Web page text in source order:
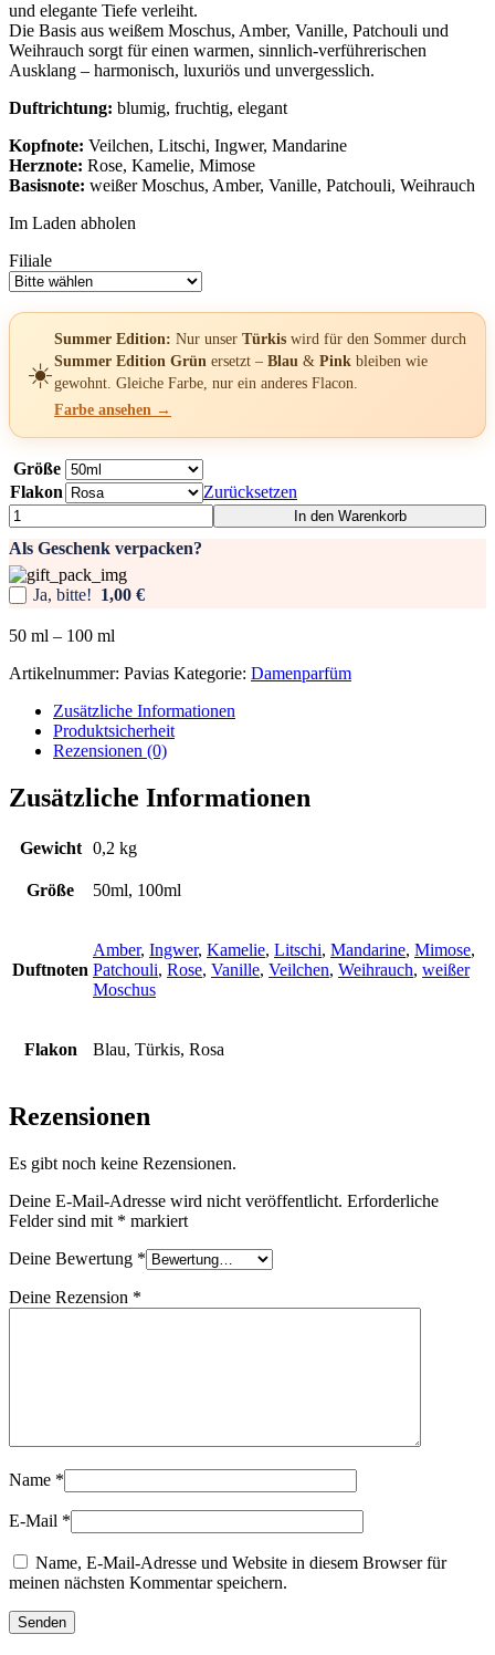
und elegante Tiefe verleiht.
Die Basis aus weißem Moschus, Amber, Vanille, Patchouli und
Weihrauch sorgt für einen warmen, sinnlich-verführerischen
Ausklang – harmonisch, luxuriös und unvergesslich.
Duftrichtung: blumig, fruchtig, elegant
Kopfnote: Veilchen, Litschi, Ingwer, Mandarine
Herznote: Rose, Kamelie, Mimose
Basisnote: weißer Moschus, Amber, Vanille, Patchouli, Weihrauch
Im Laden abholen
Filiale
☀️
Summer Edition: Nur unser Türkis wird für den Sommer durch
Summer Edition Grün ersetzt – Blau & Pink bleiben wie
gewohnt. Gleiche Farbe, nur ein anderes Flacon.
Farbe ansehen →
Größe
Flakon
Zurücksetzen
Als Geschenk verpacken?
Ja, bitte! 1,00 €
Damenparfüm
-
Pavias
Menge
In den Warenkorb
50 ml – 100 ml
Artikelnummer: Pavias Kategorie: Damenparfüm
Zusätzliche Informationen
Produktsicherheit
Rezensionen (0)
Zusätzliche Informationen
Gewicht 0,2 kg
Größe 50ml, 100ml
Duftnoten
Amber, Ingwer, Kamelie, Litschi, Mandarine, Mimose,
Patchouli, Rose, Vanille, Veilchen, Weihrauch, weißer
Moschus
Flakon Blau, Türkis, Rosa
Rezensionen
Es gibt noch keine Rezensionen.
Deine E-Mail-Adresse wird nicht veröffentlicht. Erforderliche
Felder sind mit * markiert
Deine Bewertung *
Deine Rezension *
Name *
E-Mail *
Name, E-Mail-Adresse und Website in diesem Browser für
meinen nächsten Kommentar speichern.